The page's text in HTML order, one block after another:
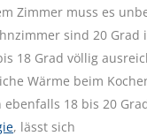
Zimmer muss es
sind 20 Grad
18 Grad völlig
Wärme beim
18 bis 20
, lässt sich